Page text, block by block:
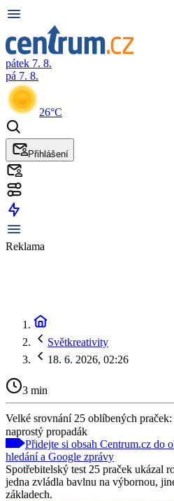
pátek 7. 8.
pá 7. 8.
26°C
Přihlášení
Reklama
Světkreativity
18. 6. 2026, 02:26
3 min
Velké srovnání 25 oblíbených
naprostý propadák
Přidejte si obsah Centrum.cz do
hledání a Google zprávy
Spotřebitelský test 25 praček ukázal
jedna zvládla bavlnu na výbornou,
základech.